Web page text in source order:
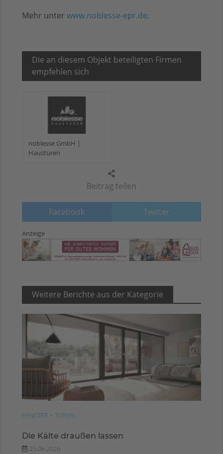
Beitrag teilen
Facebook Twitter
Mehr unter www.noblesse-epr.de.
Die an diesem Objekt beteiligten Firmen
empfehlen sich
noblesse GmbH |
Haustüren
Anzeige
Weitere Berichte aus der Kategorie
FENSTER + TÜREN
Die Kälte draußen lassen
25.06.2026